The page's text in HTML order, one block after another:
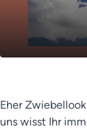
Eher
uns wisst Ihr